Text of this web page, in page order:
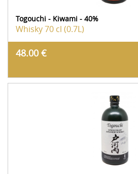
Togouchi - Kiwami - 40%
Whisky70 cl (0.7L)
48.00 €